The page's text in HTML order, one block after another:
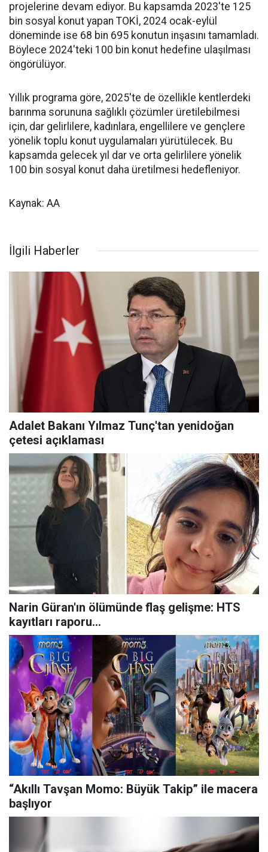
projelerine devam ediyor. Bu kapsamda 2023'te 125
bin sosyal konut yapan TOKİ, 2024 ocak-eylül
döneminde ise 68 bin 695 konutun inşasını tamamladı.
Böylece 2024'teki 100 bin konut hedefine ulaşılması
öngörülüyor.
Yıllık programa göre, 2025'te de özellikle kentlerdeki
barınma sorununa sağlıklı çözümler üretilebilmesi
için, dar gelirlilere, kadınlara, engellilere ve gençlere
yönelik toplu konut uygulamaları yürütülecek. Bu
kapsamda gelecek yıl dar ve orta gelirlilere yönelik
100 bin sosyal konut daha üretilmesi hedefleniyor.
Kaynak: AA
İlgili Haberler
Adalet Bakanı Yılmaz Tunç'tan yenidoğan
çetesi açıklaması
Narin Güran'ın ölümünde flaş gelişme: HTS
kayıtları raporu...
“Akıllı Tavşan Momo: Büyük Takip” ile macera
başlıyor